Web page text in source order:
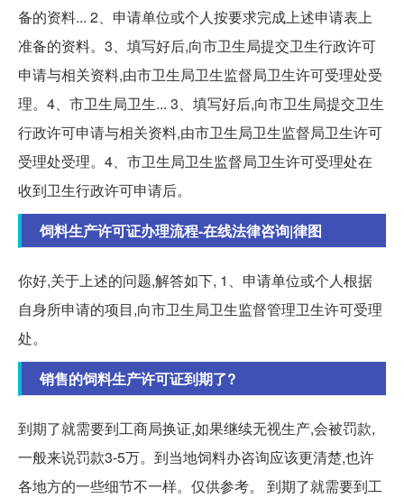
备的资料... 2、申请单位或个人按要求完成上述申请表上
准备的资料。3、填写好后,向市卫生局提交卫生行政许可
申请与相关资料,由市卫生局卫生监督局卫生许可受理处受
理。4、市卫生局卫生... 3、填写好后,向市卫生局提交卫生
行政许可申请与相关资料,由市卫生局卫生监督局卫生许可
受理处受理。4、市卫生局卫生监督局卫生许可受理处在
收到卫生行政许可申请后。
饲料生产许可证办理流程-在线法律咨询|律图
你好,关于上述的问题,解答如下, 1、申请单位或个人根据
自身所申请的项目,向市卫生局卫生监督管理卫生许可受理
处。
销售的饲料生产许可证到期了?
到期了就需要到工商局换证,如果继续无视生产,会被罚款,
一般来说罚款3-5万。到当地饲料办咨询应该更清楚,也许
各地方的一些细节不一样。仅供参考。 到期了就需要到工